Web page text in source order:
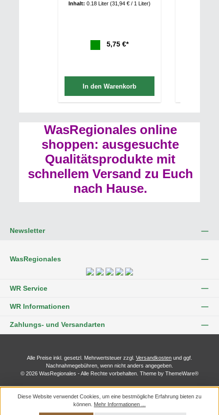
Inhalt: 0.18 Liter (31,94 € / 1 Liter)
5,75 €*
In den Warenkorb
WasRegionales online
shoppen: ausgesuchte
Qualitätsprodukte mit
schnellem Versand zu Euch
nach Hause.
Newsletter
WasRegionales
WR Service
WR Informationen
Zahlungs- und Versandarten
Alle Preise inkl. gesetzl. Mehrwertsteuer zzgl. Versandkosten und ggf.
Nachnahmegebühren, wenn nicht anders angegeben.
© 2026 WasRegionales - Alle Rechte vorbehalten. Theme by ThemeWare®
Diese Website verwendet Cookies, um eine bestmögliche Erfahrung bieten zu
können. Mehr Informationen ...